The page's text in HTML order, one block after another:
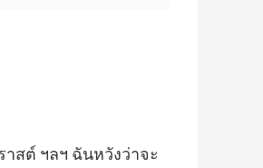
สต์ ฯลฯ ฉันหวังว่าจะ